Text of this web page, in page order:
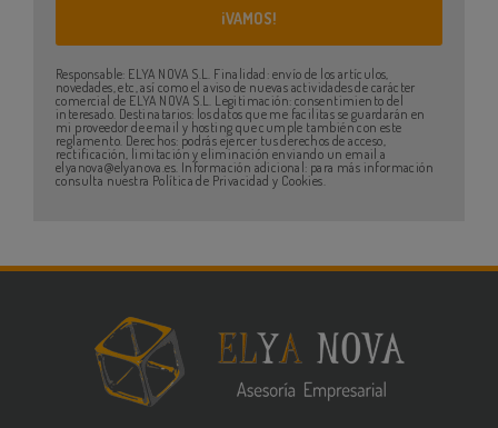
Responsable: ELYA NOVA S.L. Finalidad: envío de los artículos,
novedades, etc, así como el aviso de nuevas actividades de carácter
comercial de ELYA NOVA S.L. Legitimación: consentimiento del
interesado. Destinatarios: los datos que me facilitas se guardarán en
mi proveedor de email y hosting que cumple también con este
reglamento. Derechos: podrás ejercer tus derechos de acceso,
rectificación, limitación y eliminación enviando un email a
elyanova@elyanova.es. Información adicional: para más información
consulta nuestra Política de Privacidad y Cookies.